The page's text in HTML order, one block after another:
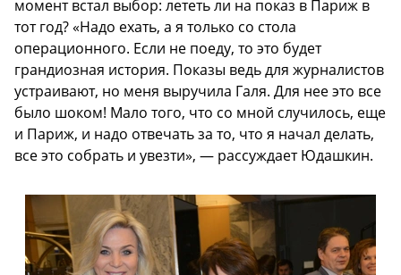
момент встал выбор: лететь ли на показ в Париж в
тот год? «Надо ехать, а я только со стола
операционного. Если не поеду, то это будет
грандиозная история. Показы ведь для журналистов
устраивают, но меня выручила Галя. Для нее это все
было шоком! Мало того, что со мной случилось, еще
и Париж, и надо отвечать за то, что я начал делать,
все это собрать и увезти», — рассуждает Юдашкин.